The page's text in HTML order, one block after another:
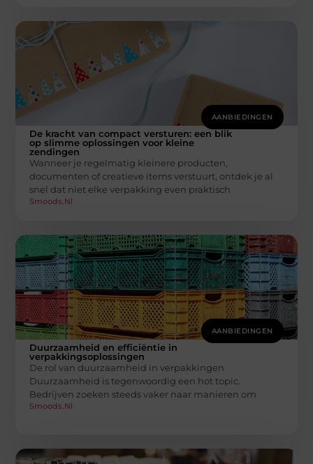
AANBIEDINGEN
De kracht van compact versturen: een blik
op slimme oplossingen voor kleine
zendingen
Wanneer je regelmatig kleinere producten,
documenten of creatieve items verstuurt, ontdek je al
snel dat niet elke verpakking even praktisch
Smoods.nl
AANBIEDINGEN
Duurzaamheid en efficiëntie in
verpakkingsoplossingen
De rol van duurzaamheid in verpakkingen
Duurzaamheid is tegenwoordig een hot topic.
Bedrijven zoeken steeds vaker naar manieren om
Smoods.nl